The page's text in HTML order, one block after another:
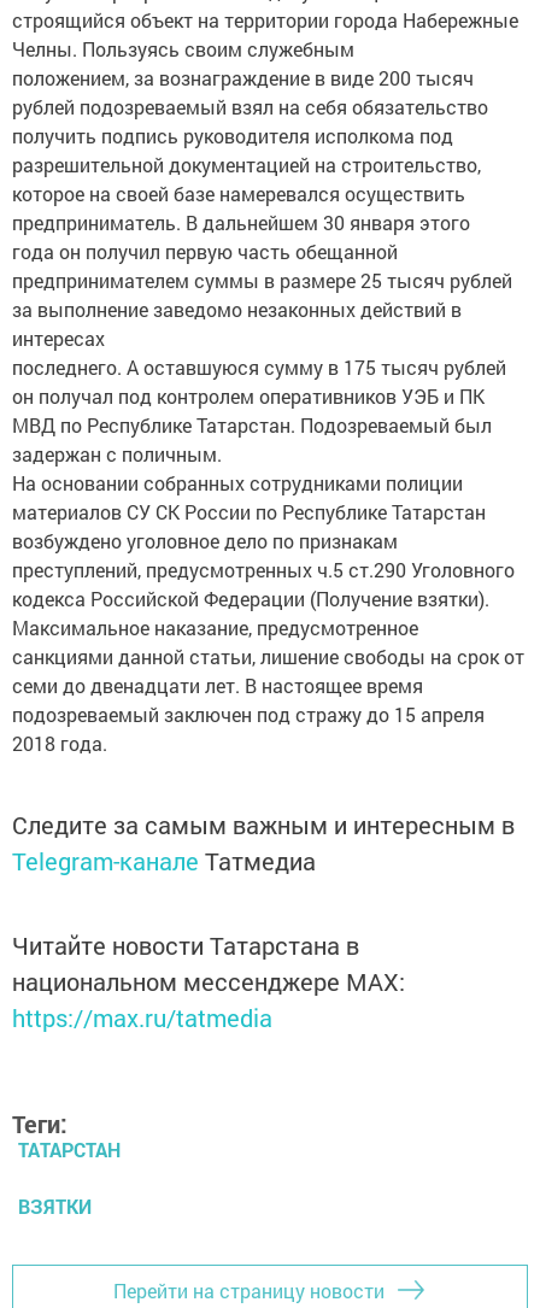
строящийся объект на территории города Набережные
Челны. Пользуясь своим служебным
положением, за вознаграждение в виде 200 тысяч
рублей подозреваемый взял на себя обязательство
получить подпись руководителя исполкома под
разрешительной документацией на строительство,
которое на своей базе намеревался осуществить
предприниматель. В дальнейшем 30 января этого
года он получил первую часть обещанной
предпринимателем суммы в размере 25 тысяч рублей
за выполнение заведомо незаконных действий в
интересах
последнего. А оставшуюся сумму в 175 тысяч рублей
он получал под контролем оперативников УЭБ и ПК
МВД по Республике Татарстан. Подозреваемый был
задержан с поличным.
На основании собранных сотрудниками полиции
материалов СУ СК России по Республике Татарстан
возбуждено уголовное дело по признакам
преступлений, предусмотренных ч.5 ст.290 Уголовного
кодекса Российской Федерации (Получение взятки).
Максимальное наказание, предусмотренное
санкциями данной статьи, лишение свободы на срок от
семи до двенадцати лет. В настоящее время
подозреваемый заключен под стражу до 15 апреля
2018 года.
Следите за самым важным и интересным в
Telegram-канале Татмедиа
Читайте новости Татарстана в
национальном мессенджере MАХ:
https://max.ru/tatmedia
Теги:
ТАТАРСТАН
ВЗЯТКИ
Перейти на страницу новости